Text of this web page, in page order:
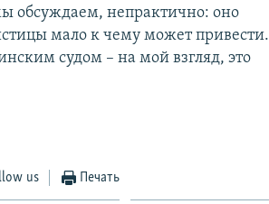
обсуждаем, непрактично: оно
мало к чему может привести.
судом – на мой взгляд, это
us Печать